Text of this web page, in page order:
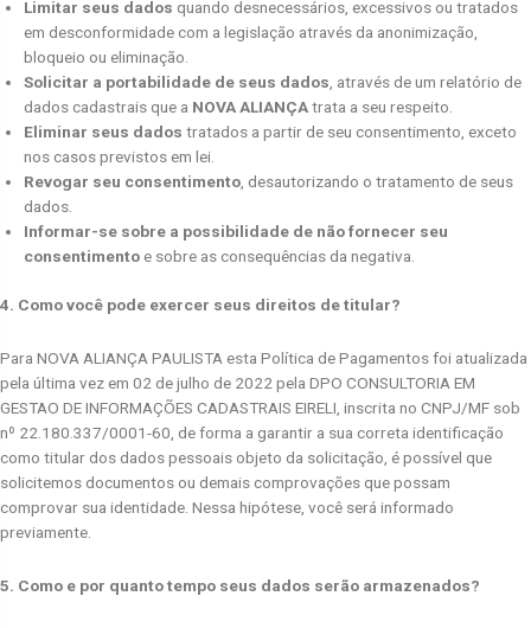
Limitar seus dados quando desnecessários, excessivos ou tratados
em desconformidade com a legislação através da anonimização,
bloqueio ou eliminação.
Solicitar a portabilidade de seus dados , através de um relatório de
dados cadastrais que a NOVA ALIANÇAtrata a seu respeito.
Eliminar seus dados tratados a partir de seu consentimento, exceto
nos casos previstos em lei.
Revogar seu consentimento , desautorizando o tratamento de seus
dados.
Informar-se sobre a possibilidade de não fornecer seu
consentimentoe sobre as consequências da negativa.
4. Como você pode exercer seus direitos de titular?
Para NOVA ALIANÇA PAULISTA esta Política de Pagamentos foi atualizada
pela última vez em 02 de julho de 2022 pela DPO CONSULTORIA EM
GESTAO DE INFORMAÇÕES CADASTRAIS EIRELI, inscrita no CNPJ/MF sob
nº 22.180.337/0001-60, de forma a garantir a sua correta identificação
como titular dos dados pessoais objeto da solicitação, é possível que
solicitemos documentos ou demais comprovações que possam
comprovar sua identidade. Nessa hipótese, você será informado
previamente.
5. Como e por quanto tempo seus dados serão armazenados?